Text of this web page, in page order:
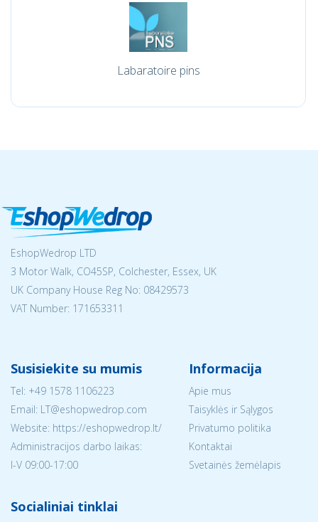
Labaratoire pins
EshopWedrop LTD
3 Motor Walk, CO45SP, Colchester, Essex, UK
UK Company House Reg No: 08429573
VAT Number: 171653311
Susisiekite su mumis
Tel: +49 1578 1106223
Email: LT@eshopwedrop.com
Website: https://eshopwedrop.lt/
Administracijos darbo laikas:
I-V 09:00-17:00
Informacija
Apie mus
Taisyklės ir Sąlygos
Privatumo politika
Kontaktai
Svetainės žemėlapis
Socialiniai tinklai